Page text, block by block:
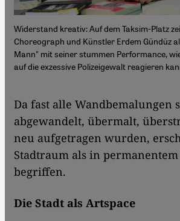
Widerstand kreativ: Auf dem Taksim-Platz
Choreograph und Künstler Erdem Gündüz
Mann" mit seiner stummen Performance,
auf die exzessive Polizeigewalt reagieren
Da fast alle Wandbemalungen
abgewandelt, übermalt,
neu aufgetragen wurden,
Stadtraum als in
begriffen.
Die Stadt als Artspace